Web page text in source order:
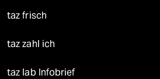
taz frisch
taz zahl ich
taz lab Infobrief